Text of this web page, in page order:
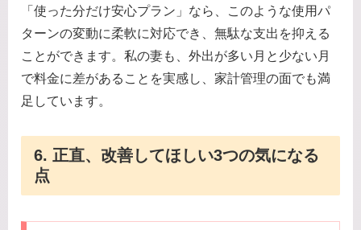
「使った分だけ安心プラン」なら、このような使用パ
ターンの変動に柔軟に対応でき、無駄な支出を抑える
ことができます。私の妻も、外出が多い月と少ない月
で料金に差があることを実感し、家計管理の面でも満
足しています。
6. 正直、改善してほしい3つの気になる
点